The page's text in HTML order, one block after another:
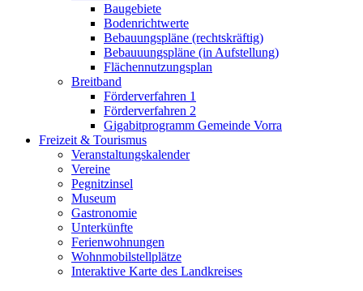
Baugebiete
Bodenrichtwerte
Bebauungspläne (rechtskräftig)
Bebauuungspläne (in Aufstellung)
Flächennutzungsplan
Breitband
Förderverfahren 1
Förderverfahren 2
Gigabitprogramm Gemeinde Vorra
Freizeit & Tourismus
Veranstaltungskalender
Vereine
Pegnitzinsel
Museum
Gastronomie
Unterkünfte
Ferienwohnungen
Wohnmobilstellplätze
Interaktive Karte des Landkreises